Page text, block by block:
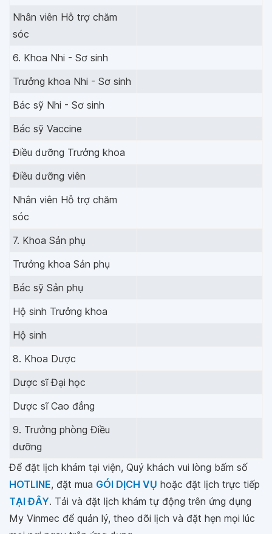
Nhân viên Hỗ trợ chăm
sóc
6. Khoa Nhi - Sơ sinh
Trưởng khoa Nhi - Sơ sinh
Bác sỹ Nhi - Sơ sinh
Bác sỹ Vaccine
Điều dưỡng Trưởng khoa
Điều dưỡng viên
Nhân viên Hỗ trợ chăm
sóc
7. Khoa Sản phụ
Trưởng khoa Sản phụ
Bác sỹ Sản phụ
Hộ sinh Trưởng khoa
Hộ sinh
8. Khoa Dược
Dược sĩ Đại học
Dược sĩ Cao đẳng
9. Trưởng phòng Điều
dưỡng
Để đặt lịch khám tại viện, Quý khách vui lòng bấm số
HOTLINE, đặt mua GÓI DỊCH VỤ hoặc đặt lịch trực tiếp
TẠI ĐÂY. Tải và đặt lịch khám tự động trên ứng dụng
My Vinmec để quản lý, theo dõi lịch và đặt hẹn mọi lúc